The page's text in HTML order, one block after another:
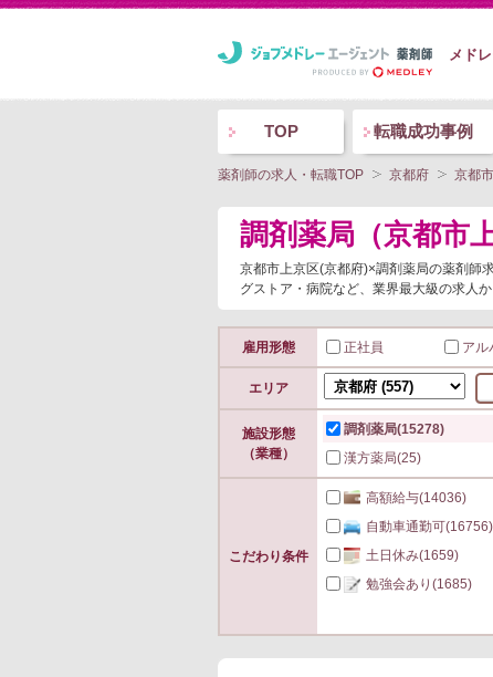
メド
TOP 転職成功事例
薬剤師の求人・転職TOP 京都府 京都市
調剤薬局（京都市
京都市上京区(京都府)×調剤薬局の薬剤師
グストア・病院など、業界最大級の求人
雇用形態 正社員 アル
エリア
施設形態
（業種）
調剤薬局(15278)
漢方薬局(25)
こだわり条件
高額給与(14036)
自動車通勤可(16756)
土日休み(1659)
勉強会あり (1685)